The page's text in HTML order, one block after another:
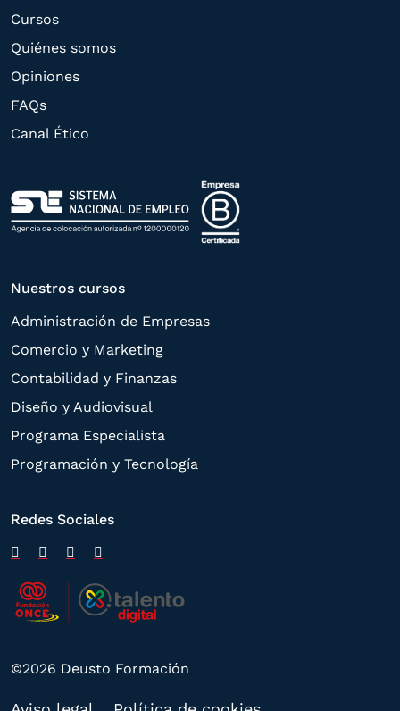
oferta de productos y servicios de acuerdo
a su petición. Quedan reconocidos los
limitación, tal y como se explica en la
Política de Privacidad
Cursos
Quiénes somos
Opiniones
FAQs
Canal Ético
Nuestros cursos
Administración de Empresas
Comercio y Marketing
Contabilidad y Finanzas
Diseño y Audiovisual
Programa Especialista
Programación y Tecnología
Redes Sociales
©2026 Deusto Formación